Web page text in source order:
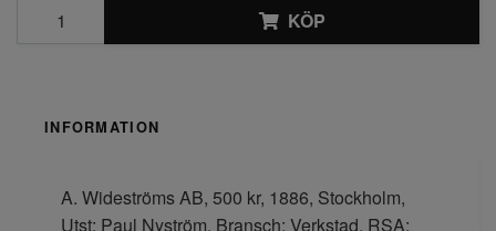
KÖP
INFORMATION
A. Wideströms AB, 500 kr, 1886, Stockholm,
Utst: Paul Nyström, Bransch: Verkstad, RSA: